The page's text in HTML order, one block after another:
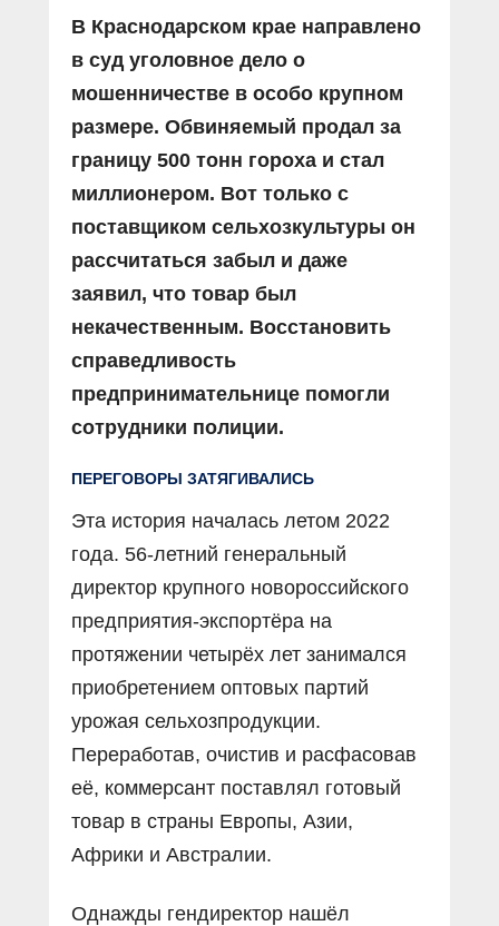
В Краснодарском крае направлено
в суд уголовное дело о
мошенничестве в особо крупном
размере. Обвиняемый продал за
границу 500 тонн гороха и стал
миллионером. Вот только с
поставщиком сельхозкультуры он
рассчитаться забыл и даже
заявил, что товар был
некачественным. Восстановить
справедливость
предпринимательнице помогли
сотрудники полиции.
ПЕРЕГОВОРЫ ЗАТЯГИВАЛИСЬ
Эта история началась летом 2022
года. 56-летний генеральный
директор крупного новороссийского
предприятия-экспортёра на
протяжении четырёх лет занимался
приобретением оптовых партий
урожая сельхозпродукции.
Переработав, очистив и расфасовав
её, коммерсант поставлял готовый
товар в страны Европы, Азии,
Африки и Австралии.
Однажды гендиректор нашёл